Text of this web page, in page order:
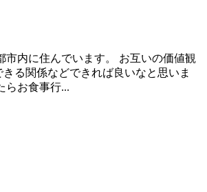
市内に住んでいます。 お互いの価値観
る関係などできれば良いなと思いま
らお食事行...